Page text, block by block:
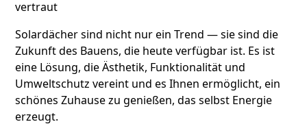
vertraut
Solardächer sind nicht nur ein Trend — sie sind die
Zukunft des Bauens, die heute verfügbar ist. Es ist
eine Lösung, die Ästhetik, Funktionalität und
Umweltschutz vereint und es Ihnen ermöglicht, ein
schönes Zuhause zu genießen, das selbst Energie
erzeugt.